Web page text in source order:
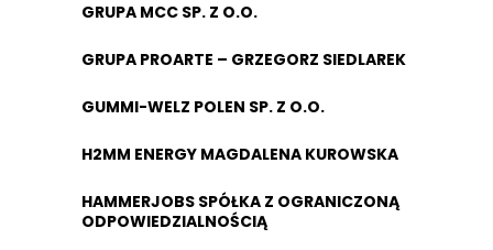
GRUPA MCC SP. Z O.O.
GRUPA PROARTE – GRZEGORZ SIEDLAREK
GUMMI-WELZ POLEN SP. Z O.O.
H2MM ENERGY MAGDALENA KUROWSKA
HAMMERJOBS SPÓŁKA Z OGRANICZONĄ
ODPOWIEDZIALNOŚCIĄ